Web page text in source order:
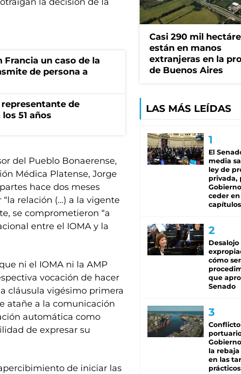
un caso de la
de persona a
de
51 años
del Pueblo Bonaerense,
Médica Platense, Jorge
hace dos meses
relación (…) a la vigente
se comprometieron “a
entre el IOMA y la
ni el IOMA ni la AMP
vocación de hacer
cláusula vigésimo primera
atañe a la comunicación
automática como
de expresar su
de iniciar las
Casi 290 mil
están en manos
extranjeras en la
de Buenos Aires
LAS MÁS LEÍDAS
El
media
ley de
privada,
ceder
capítulos
cómo
que
Senado
Conflicto
la rebaja
en las
prácticos